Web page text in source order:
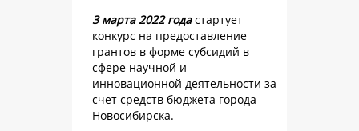
3 марта 2022 годастартует
конкурс на предоставление
грантов в форме субсидий в
сфере научной и
инновационной деятельности за
счет средств бюджета города
Новосибирска.